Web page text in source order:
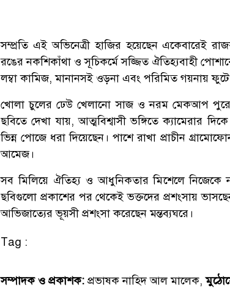
সম্প্রতি এই অভিনেত্রী হাজির হয়েছেন একেবারেই
রঙের নকশিকাঁথা ও সূচিকর্মে সজ্জিত ঐতিহ্যবাহী
লম্বা কামিজ, মানানসই ওড়না এবং পরিমিত গয়নায়
খোলা চুলের ঢেউ খেলানো সাজ ও নরম মেকআপ পুরো
ছবিতে দেখা যায়, আত্মবিশ্বাসী ভঙ্গিতে ক্যামেরার
ভিন্ন পোজে ধরা দিয়েছেন। পাশে রাখা প্রাচীন
আমেজ।
সব মিলিয়ে ঐতিহ্য ও আধুনিকতার মিশেলে নিজেকে
ছবিগুলো প্রকাশের পর থেকেই ভক্তদের প্রশংসায়
আভিজাত্যের ভূয়সী প্রশংসা করেছেন মন্তব্যঘরে।
Tag :
সম্পাদক ও প্রকাশক: প্রভাষক নাহিদ আল মালেক,